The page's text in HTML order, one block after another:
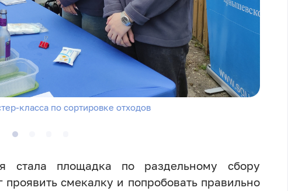
класса по сортировке отходов
стала площадка по раздельному сбору
смекалку и попробовать правильно